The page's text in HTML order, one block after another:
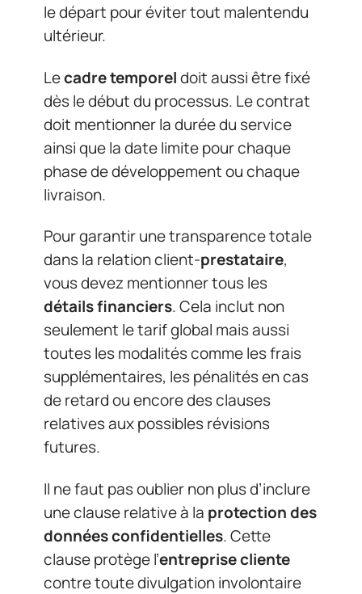
le départ pour éviter tout malentendu
ultérieur.
Lecadre temporeldoit aussi être fixé
dès le début du processus. Le contrat
doit mentionner la durée du service
ainsi que la date limite pour chaque
phase de développement ou chaque
livraison.
Pour garantir une transparence totale
dans la relation client-prestataire,
vous devez mentionner tous les
détails financiers. Cela inclut non
seulement le tarif global mais aussi
toutes les modalités comme les frais
supplémentaires, les pénalités en cas
de retard ou encore des clauses
relatives aux possibles révisions
futures.
Il ne faut pas oublier non plus d’inclure
une clause relative à la protection des
données confidentielles. Cette
clause protège l’entreprise cliente
contre toute divulgation involontaire